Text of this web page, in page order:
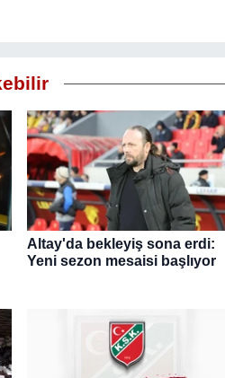
Altay'da bekleyiş sona erdi:
Yeni sezon mesaisi başlıyor